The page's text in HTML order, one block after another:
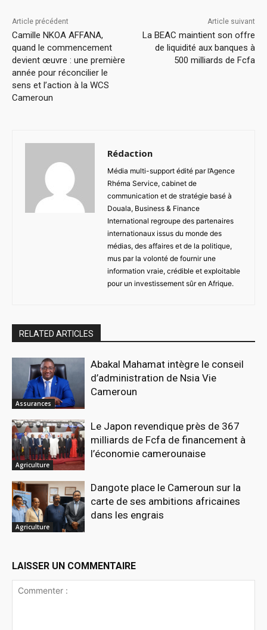
Article précédent
Camille NKOA AFFANA,
quand le commencement
devient œuvre : une première
année pour réconcilier le
sens et l’action à la WCS
Cameroun
Article suivant
La BEAC maintient son offre
de liquidité aux banques à
500 milliards de Fcfa
Rédaction
Média multi-support édité par l’Agence
Rhéma Service, cabinet de
communication et de stratégie basé à
Douala, Business & Finance
International regroupe des partenaires
internationaux issus du monde des
médias, des affaires et de la politique,
mus par la volonté de fournir une
information vraie, crédible et exploitable
pour un investissement sûr en Afrique.
RELATED ARTICLES
Assurances
Abakal Mahamat intègre le conseil
d’administration de Nsia Vie
Cameroun
Agriculture
Le Japon revendique près de 367
milliards de Fcfa de financement à
l’économie camerounaise
Agriculture
Dangote place le Cameroun sur la
carte de ses ambitions africaines
dans les engrais
LAISSER UN COMMENTAIRE